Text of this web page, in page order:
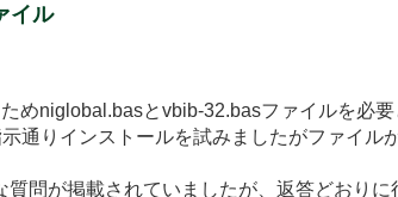
イル
めniglobal.basとvbib-32.basファイルを必要
通りインストールを試みましたがファイル
問が掲載されていましたが、返答どおり